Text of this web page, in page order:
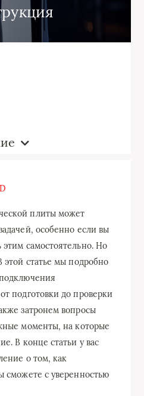
плиты может
особенно если вы
самостоятельно. Но
этой статье мы подробно
подготовки до проверки
затронем вопросы
моменты, на которые
В конце статьи у вас
о том, как
сможете с уверенностью